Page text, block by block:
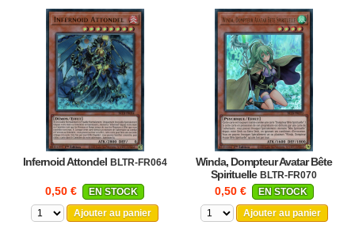
Infernoid Attondel BLTR-FR064
0,50 €
EN STOCK
Ajouter au panier
Winda, Dompteur Avatar Bête
Spirituelle BLTR-FR070
0,50 €
EN STOCK
Ajouter au panier